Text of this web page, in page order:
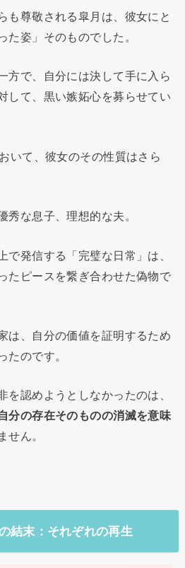
も尊敬される皐月は、彼女にと
た姿」そのものでした。
方で、自分には決して手に入ら
して、黒い嫉妬心を募らせてい
いて、彼女のその性質はさら
秀な息子、理想的な夫。
で発信する「完璧な日常」は、
たピースを繋ぎ合わせた偽物で
は、自分の価値を証明するため
たのです。
を認めようとしなかったのは、
分の存在そのものの消滅を意味
せん。
結末：それぞれの再生